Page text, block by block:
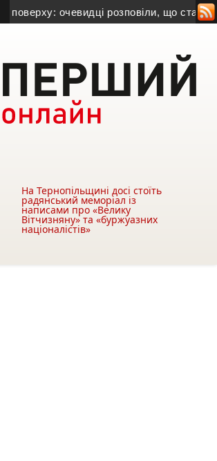
очевидці розповіли, що сталося •
На Тернопільщині досі стоїть
радянський меморіал із
написами про «Велику
Вітчизняну» та «буржуазних
націоналістів»